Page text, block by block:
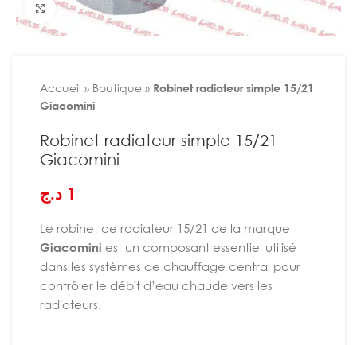
Agrandir
Accueil » Boutique » Robinet radiateur simple 15/21
Giacomini
Robinet radiateur simple 15/21
Giacomini
1 د.ج
Le robinet de radiateur 15/21 de la marque
Giacomini est un composant essentiel utilisé
dans les systèmes de chauffage central pour
contrôler le débit d’eau chaude vers les
radiateurs.